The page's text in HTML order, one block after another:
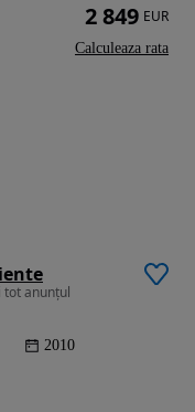
tot anunțul
2010
2 849 EUR
Calculeaza rata